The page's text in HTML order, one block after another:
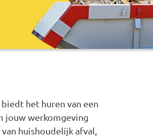
het huren van een
jouw werkomgeving
huishoudelijk afval,